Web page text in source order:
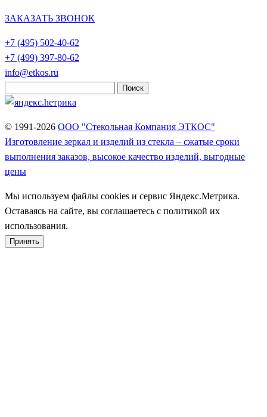
ЗАКАЗАТЬ ЗВОНОК
+7 (495) 502-40-62
+7 (499) 397-80-62
info@etkos.ru
© 1991-2026 ООО "Стекольная Компания ЭТКОС"
Изготовление зеркал и изделий из стекла – сжатые сроки
выполнения заказов, высокое качество изделий, выгодные
цены
Мы используем файлы cookies и сервис Яндекс.Метрика.
Оставаясь на сайте, вы соглашаетесь с политикой их
использования.
Принять